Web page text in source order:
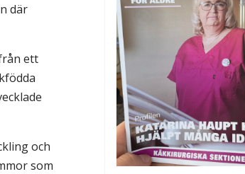
där
ett
och
som